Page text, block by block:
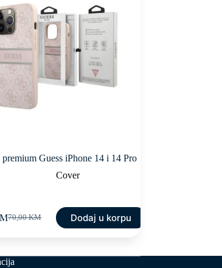
premium Guess iPhone 14 i 14 Pro
Cover
70,00KM
Original
70,00 KM.
Current
30,00 KM.
Dodaj u korpu